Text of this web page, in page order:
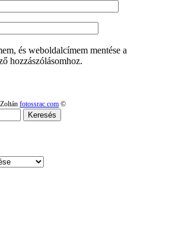
és weboldalcímem mentése a
hozzászólásomhoz.
fotossrac.com ©
Keresés